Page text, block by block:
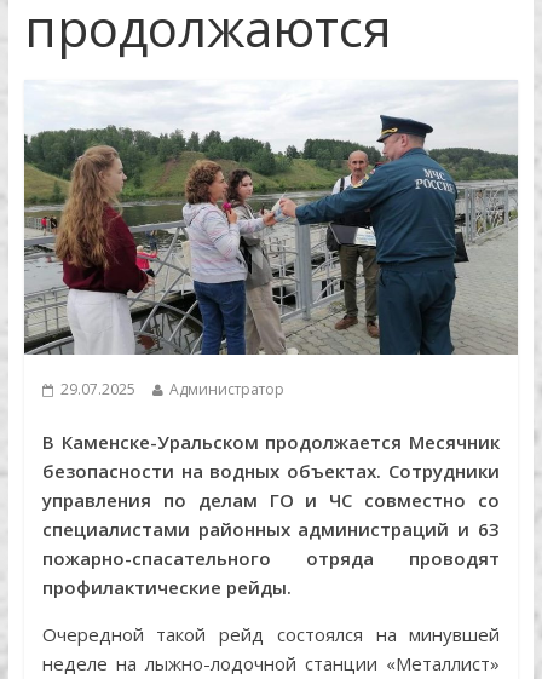
продолжаются
29.07.2025 Администратор
В Каменске-Уральском продолжается Месячник
безопасности на водных объектах. Сотрудники
управления по делам ГО и ЧС совместно со
специалистами районных администраций и 63
пожарно-спасательного отряда проводят
профилактические рейды.
Очередной такой рейд состоялся на минувшей
неделе на лыжно-лодочной станции «Металлист»